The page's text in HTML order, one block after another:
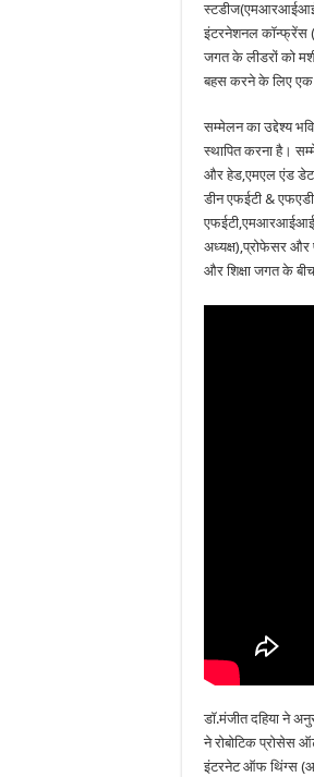
इंटरनेशनल कॉन्फ्रेंस
जगत के लीडरों को
बहस करने के लिए एक
सम्मेलन का उद्देश्य
स्थापित करना है।
और हेड,एमएल एंड
डीन एफईटी &
अध्यक्ष),प्रोफेसर और
और शिक्षा जगत के
डॉ.मंजीत दहिया ने
ने रोबोटिक प्रोसेस
इंटरनेट ऑफ थिंग्स